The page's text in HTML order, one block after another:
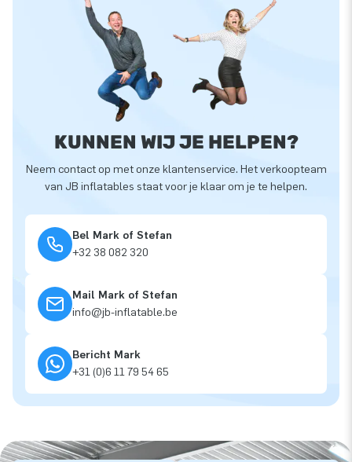
KUNNEN WIJ JE HELPEN?
Neem contact op met onze klantenservice. Het verkoopteam
van JB inflatables staat voor je klaar om je te helpen.
Bel Mark of Stefan
+32 38 082 320
Mail Mark of Stefan
info@jb-inflatable.be
Bericht Mark
+31 (0)6 11 79 54 65